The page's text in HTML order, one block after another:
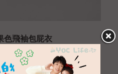
色飛袖包屁衣
490
390